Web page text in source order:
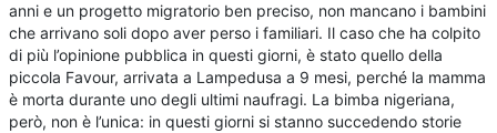
anni e un progetto migratorio ben preciso, non mancano i bambini
che arrivano soli dopo aver perso i familiari. Il caso che ha colpito
di più l’opinione pubblica in questi giorni, è stato quello della
piccola Favour, arrivata a Lampedusa a 9 mesi, perché la mamma
è morta durante uno degli ultimi naufragi. La bimba nigeriana,
però, non è l’unica: in questi giorni si stanno succedendo storie